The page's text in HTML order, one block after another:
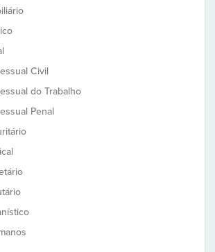
Civil
do Trabalho
Penal